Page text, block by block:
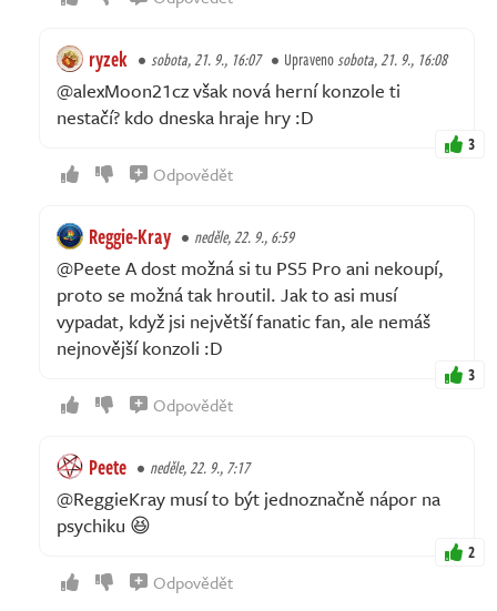
ryzek sobota, 21. 9., 16:07 Upravenosobota, 21. 9., 16:08
@alexMoon21cz však nová herní konzole ti
nestačí? kdo dneska hraje hry :D
3
Odpovědět
Reggie-Kray neděle, 22. 9., 6:59
@Peete A dost možná si tu PS5 Pro ani nekoupí,
proto se možná tak hroutil. Jak to asi musí
vypadat, když jsi největší fanatic fan, ale nemáš
nejnovější konzoli :D
3
Odpovědět
Peete neděle, 22. 9., 7:17
@ReggieKray musí to být jednoznačně nápor na
psychiku 😆
2
Odpovědět